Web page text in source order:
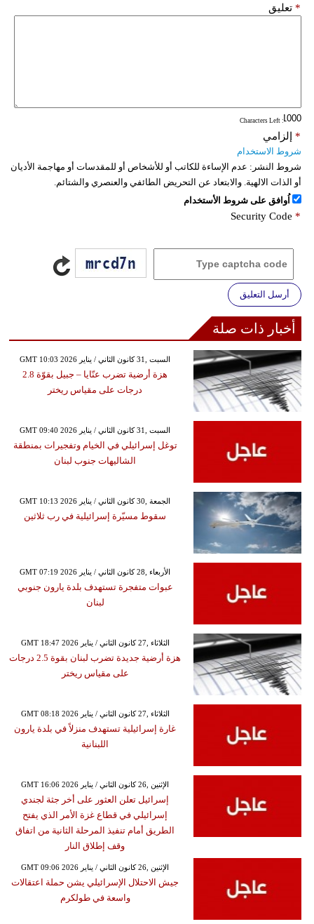
تعليق *
: Characters Left
إلزامي *
شروط الاستخدام
شروط النشر: عدم الإساءة للكاتب أو للأشخاص أو للمقدسات أو مهاجمة الأديان
أو الذات الالهية. والابتعاد عن التحريض الطائفي والعنصري والشتائم.
اُوافق على شروط الأستخدام
Security Code *
أرسل التعليق
أخبار ذات صلة
GMT 10:03 2026 السبت ,31 كانون الثاني / يناير
هزة أرضية تضرب عنّايا – جبيل بقوّة 2.8
درجات على مقياس ريختر
GMT 09:40 2026 السبت ,31 كانون الثاني / يناير
توغل إسرائيلي في الخيام وتفجيرات بمنطقة
الشاليهات جنوب لبنان
GMT 10:13 2026 الجمعة ,30 كانون الثاني / يناير
سقوط مسيّرة إسرائيلية في رب ثلاثين
GMT 07:19 2026 الأربعاء ,28 كانون الثاني / يناير
عبوات متفجرة تستهدف بلدة يارون جنوبي
لبنان
GMT 18:47 2026 الثلاثاء ,27 كانون الثاني / يناير
هزة أرضية جديدة تضرب لبنان بقوة 2.5 درجات
على مقياس ريختر
GMT 08:18 2026 الثلاثاء ,27 كانون الثاني / يناير
غارة إسرائيلية تستهدف منزلاً في بلدة يارون
اللبنانية
GMT 16:06 2026 الإثنين ,26 كانون الثاني / يناير
إسرائيل تعلن العثور على أخر جثة لجندي
إسرائيلي في قطاع غزة الأمر الذي يفتح
الطريق أمام تنفيذ المرحلة الثانية من اتفاق
وقف إطلاق النار
GMT 09:06 2026 الإثنين ,26 كانون الثاني / يناير
جيش الاحتلال الإسرائيلي يشن حملة اعتقالات
واسعة في طولكرم